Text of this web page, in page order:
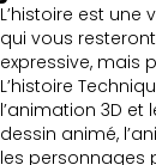
L’histoire est
qui vous
expressive, mais
L’histoire
l’animation 3D et
dessin animé,
les personnages